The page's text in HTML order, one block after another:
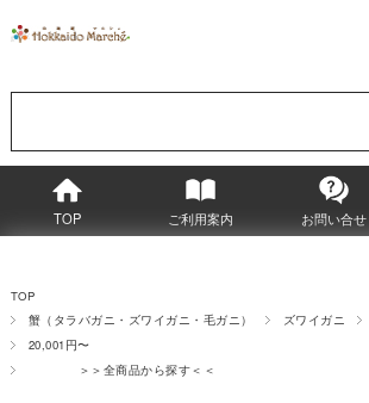
TOP ご利用案内 お問い合せ
TOP
蟹（タラバガニ・ズワイガニ・毛ガニ）
ズワイガニ
20,001円〜
＞＞全商品から探す＜＜